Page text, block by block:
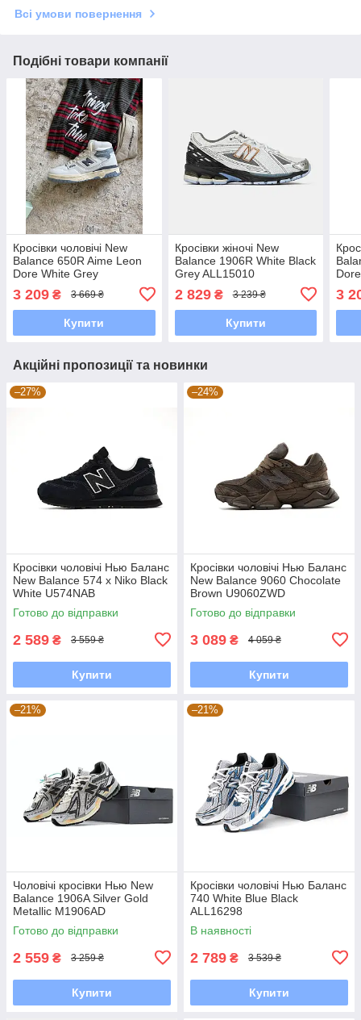
Всі умови повернення
Подібні товари компанії
Кросівки чоловічі New
Balance 650R Aime Leon
Dore White Grey
3 209 ₴ 3 669 ₴
Купити
Кросівки жіночі New
Balance 1906R White Black
Grey ALL15010
2 829₴ 3 239 ₴
Купити
3
Акційні пропозиції та новинки
–27%
Кросівки чоловічі Нью Баланс
New Balance 574 x Niko Black
White U574NAB
Готово до відправки
2 589 ₴ 3 559 ₴
Купити
–24%
Кросівки чоловічі Нью Баланс
New Balance 9060 Chocolate
Brown U9060ZWD
Готово до відправки
3 089 ₴ 4 059 ₴
Купити
–21%
Чоловічі кросівки Нью New
Balance 1906A Silver Gold
Metallic M1906AD
Готово до відправки
2 559 ₴ 3 259 ₴
Купити
–21%
Кросівки чоловічі Нью Баланс
740 White Blue Black
ALL16298
В наявності
2 789 ₴ 3 539 ₴
Купити